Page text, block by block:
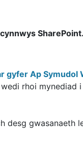
SharePoint.
gyfer Ap Symudol
rhoi mynediad i
desg gwasanaeth